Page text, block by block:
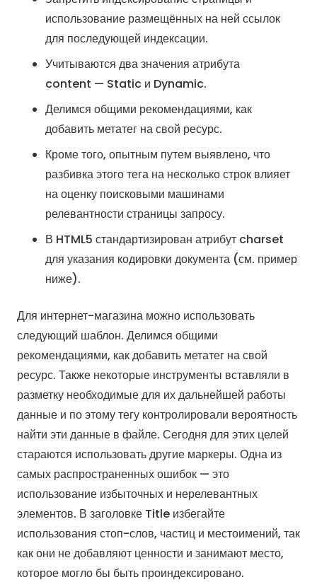
использование размещённых на ней ссылок
для последующей индексации.
Учитываются два значения атрибута
content — Static и Dynamic.
Делимся общими рекомендациями, как
добавить метатег на свой ресурс.
Кроме того, опытным путем выявлено, что
разбивка этого тега на несколько строк влияет
на оценку поисковыми машинами
релевантности страницы запросу.
В HTML5 стандартизирован атрибут charset
для указания кодировки документа (см. пример
ниже).
Для интернет-магазина можно использовать
следующий шаблон. Делимся общими
рекомендациями, как добавить метатег на свой
ресурс. Также некоторые инструменты вставляли в
разметку необходимые для их дальнейшей работы
данные и по этому тегу контролировали вероятность
найти эти данные в файле. Сегодня для этих целей
стараются использовать другие маркеры. Одна из
самых распространенных ошибок — это
использование избыточных и нерелевантных
элементов. В заголовке Title избегайте
использования стоп-слов, частиц и местоимений, так
как они не добавляют ценности и занимают место,
которое могло бы быть проиндексировано.